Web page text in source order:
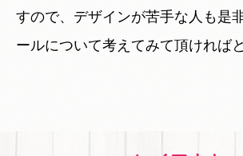
すので、デザインが苦手な人も是
ールについて考えてみて頂ければ